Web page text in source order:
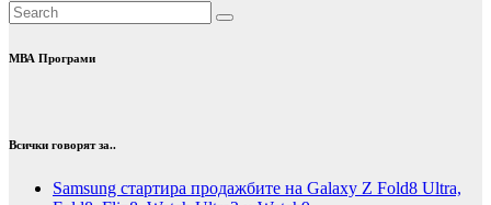
МВА Програми
Всички говорят за..
Samsung стартира продажбите на Galaxy Z Fold8 Ultra,